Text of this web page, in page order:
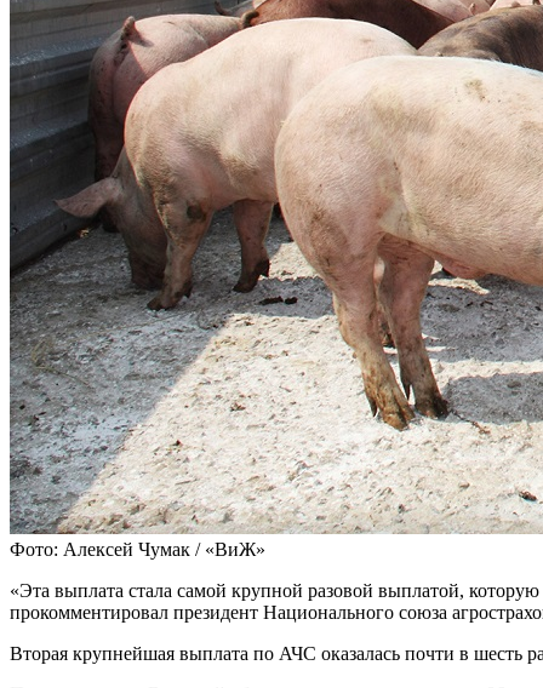
Фото: Алексей Чумак / «ВиЖ»
«Эта выплата стала самой крупной разовой выплатой,
прокомментировал президент Национального союза
Вторая крупнейшая выплата по АЧС оказалась почти в шесть